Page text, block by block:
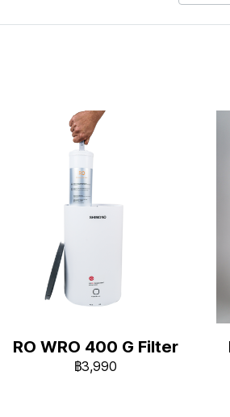
RO WRO 400 G Filter
฿3,990